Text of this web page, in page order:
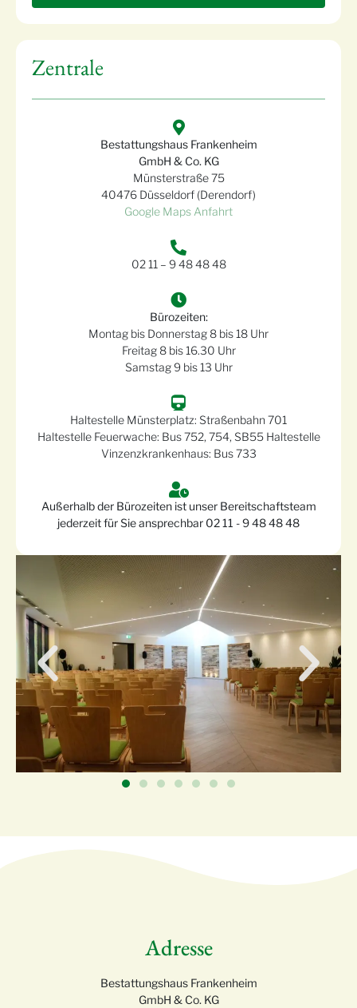
Zentrale
Bestattungshaus Frankenheim
GmbH & Co. KG
Münsterstraße 75
40476 Düsseldorf (Derendorf)
Google Maps Anfahrt
02 11 – 9 48 48 48
Bürozeiten:
Montag bis Donnerstag 8 bis 18 Uhr
Freitag 8 bis 16.30 Uhr
Samstag 9 bis 13 Uhr
Haltestelle Münsterplatz: Straßenbahn 701
Haltestelle Feuerwache: Bus 752, 754, SB55 Haltestelle
Vinzenzkrankenhaus: Bus 733
Außerhalb der Bürozeiten ist unser Bereitschaftsteam
jederzeit für Sie ansprechbar 02 11 - 9 48 48 48​
Adresse
Bestattungshaus Frankenheim
GmbH & Co. KG